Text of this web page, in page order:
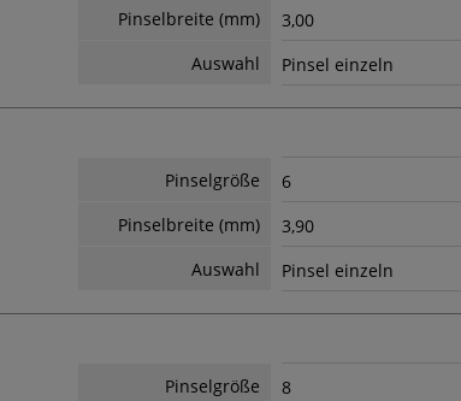
Pinselbreite (mm)
3,00
Auswahl
Pinsel einzeln
Pinselgröße
6
Pinselbreite (mm)
3,90
Auswahl
Pinsel einzeln
Pinselgröße
8